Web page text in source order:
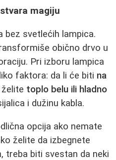
magiju
bez svetlećih lampica.
obično drvo u
Pri izboru lampica
faktora: da li će biti na
želite toplo belu ili hladno
i dužinu kabla.
opcija ako nemate
želite da izbegnete
treba biti svestan da neki